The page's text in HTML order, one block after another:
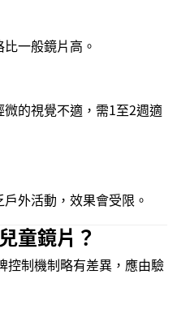
一般鏡片高。
的視覺不適，需1至2週適
外活動，效果會受限。
童鏡片？
控制機制略有差異，應由驗